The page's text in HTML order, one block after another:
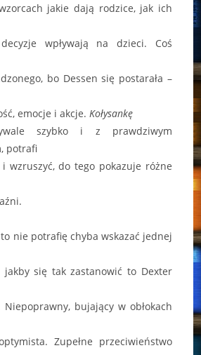
jakie dają rodzice, jak ich
wpływają na dzieci. Coś
bo Dessen się postarała –
emocje i akcje.Kołysankę
szybko i z prawdziwym
potrafi
wzruszyć, do tego pokazuje różne
nie potrafię chyba wskazać jednej
jakby się tak zastanowić to Dexter
bujający w obłokach
Zupełne przeciwieństwo